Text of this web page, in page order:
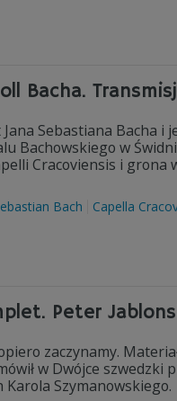
Bacha.
Sebastiana Bacha i
Bachowskiego w
Cracoviensis i grona
Bach Capella
Peter
zaczynamy.
w Dwójce
Szymanowskiego.